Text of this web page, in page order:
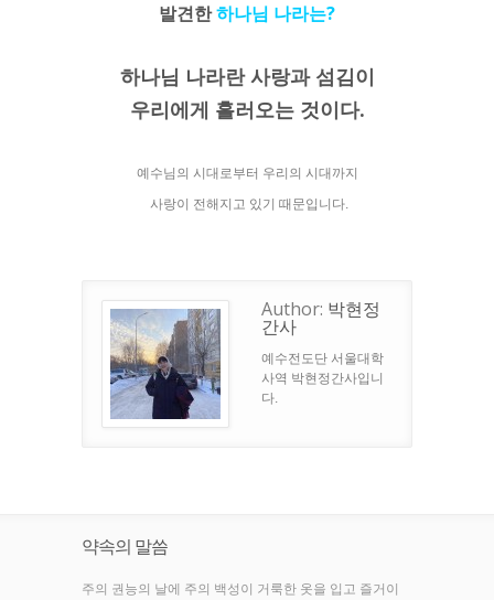
발견한하나님 나라는?
하나님 나라란 사랑과 섬김이
우리에게 흘러오는 것이다.
예수님의 시대로부터 우리의 시대까지
사랑이 전해지고 있기 때문입니다.
Author: 박현정
간사
예수전도단 서울대학
사역 박현정간사입니
다.
약속의 말씀
주의 권능의 날에 주의 백성이 거룩한 옷을 입고 즐거이